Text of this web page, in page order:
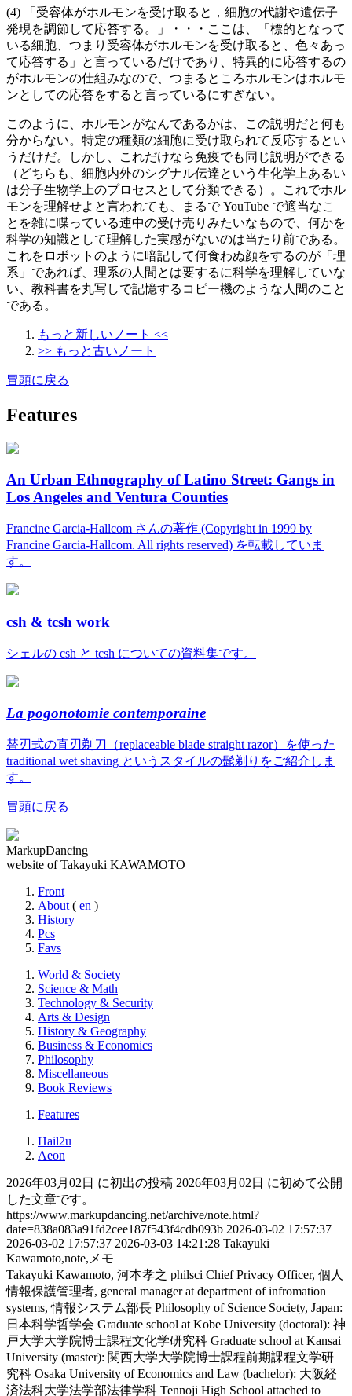
(4) 「受容体がホルモンを受け取ると，細胞の代謝や遺伝子
発現を調節して応答する。」・・・ここは、「標的となって
いる細胞、つまり受容体がホルモンを受け取ると、色々あっ
て応答する」と言っているだけであり、特異的に応答するの
がホルモンの仕組みなので、つまるところホルモンはホルモ
ンとしての応答をすると言っているにすぎない。
このように、ホルモンがなんであるかは、この説明だと何も
分からない。特定の種類の細胞に受け取られて反応するとい
うだけだ。しかし、これだけなら免疫でも同じ説明ができる
（どちらも、細胞内外のシグナル伝達という生化学上あるい
は分子生物学上のプロセスとして分類できる）。これでホル
モンを理解せよと言われても、まるで YouTube で適当なこ
とを雑に喋っている連中の受け売りみたいなもので、何かを
科学の知識として理解した実感がないのは当たり前である。
これをロボットのように暗記して何食わぬ顔をするのが「理
系」であれば、理系の人間とは要するに科学を理解していな
い、教科書を丸写しで記憶するコピー機のような人間のこと
である。
もっと新しいノート <<
>> もっと古いノート
冒頭に戻る
Features
An Urban Ethnography of Latino Street: Gangs in
Los Angeles and Ventura Counties
Francine Garcia-Hallcom さんの著作 (Copyright in 1999 by
Francine Garcia-Hallcom. All rights reserved) を転載していま
す。
csh & tcsh work
シェルの csh と tcsh についての資料集です。
La pogonotomie contemporaine
替刃式の直刃剃刀（replaceable blade straight razor）を使った
traditional wet shaving というスタイルの髭剃りをご紹介しま
す。
冒頭に戻る
MarkupDancing
website of Takayuki KAWAMOTO
Front
About ( en )
History
Pcs
Favs
World & Society
Science & Math
Technology & Security
Arts & Design
History & Geography
Business & Economics
Philosophy
Miscellaneous
Book Reviews
Features
Hail2u
Aeon
2026年03月02日 に初出の投稿 2026年03月02日 に初めて公開
した文章です。
https://www.markupdancing.net/archive/note.html?
date=838a083a91fd2cee187f543f4cdb093b 2026-03-02 17:57:37
2026-03-02 17:57:37 2026-03-03 14:21:28 Takayuki
Kawamoto,note,メモ
Takayuki Kawamoto, 河本孝之 philsci Chief Privacy Officer, 個人
情報保護管理者, general manager at department of infromation
systems, 情報システム部長 Philosophy of Science Society, Japan:
日本科学哲学会 Graduate school at Kobe University (doctoral): 神
戸大学大学院博士課程文化学研究科 Graduate school at Kansai
University (master): 関西大学大学院博士課程前期課程文学研
究科 Osaka University of Economics and Law (bachelor): 大阪経
済法科大学法学部法律学科 Tennoji High School attached to